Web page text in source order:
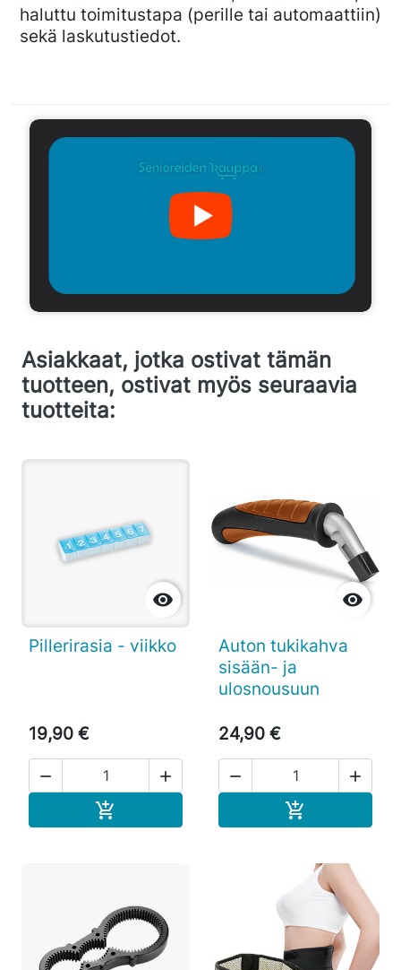
haluttu toimitustapa (perille tai automaattiin)
sekä laskutustiedot.
Asiakkaat, jotka ostivat tämän
tuotteen, ostivat myös seuraavia
tuotteita:

Pillerirasia - viikko
19,90 €
 


Auton tukikahva
sisään- ja
ulosnousuun
24,90 €
 
